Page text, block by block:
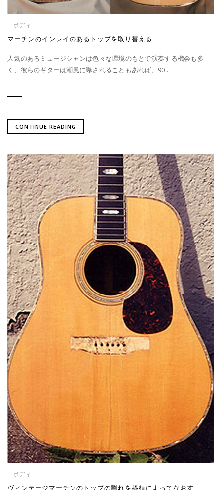
| ボディ
マーチンのインレイのあるトップを取り替える
人気のあるミュージシャンは色々な環境のもとで演奏する機会も多
く、彼らのギターは潮風に曝されることもあれば、90...
CONTINUE READING
| ボディ
ヴィンテージマーチンのトップの割れを移植によってなおす